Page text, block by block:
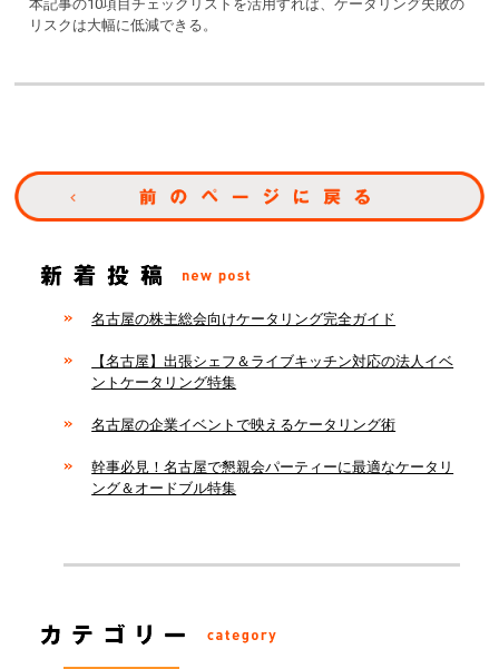
本記事の10項目チェックリストを活用すれば、ケータリング失敗の
リスクは大幅に低減できる。
名古屋の株主総会向けケータリング完全ガイド
【名古屋】出張シェフ＆ライブキッチン対応の法人イベ
ントケータリング特集
名古屋の企業イベントで映えるケータリング術
幹事必見！名古屋で懇親会パーティーに最適なケータリ
ング＆オードブル特集